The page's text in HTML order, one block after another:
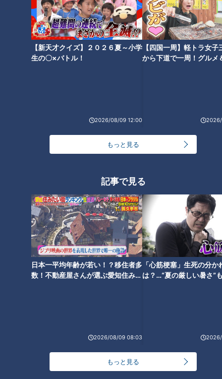
【新天才クイズ】２０２６夏～小学
生の〇×バトル！
2026/08/09 12:00
【四国一周】軽トラ女子
から下道で一周！グルメ
もっと見る
記事で見る
日本一平均年齢が若い！？移住者多
数！不動産屋さんが選ぶ愛知住みた
2026/08/09 08:03
「心筋梗塞」生死の分か
は？…“夏の厳しい暑さ”
もっと見る
グルメ みそかつ 矢場とん
オススメ関連コンテンツ
表！そこから学ぶ名古屋めし基
密着270時間！矢場とんの世界
一おいしい食べ方が明らかに！
なかった！」
2000人に1人しか注文しない幻
のメニュー！？山本屋本店「味
噌煮込うどん」意外と知らない
驚きのサービス
台湾ラーメン発祥の味仙！他府
県民に送る「名古屋で味仙デビ
ューのトリセツ」
ひつまぶしの発祥？門外不出の